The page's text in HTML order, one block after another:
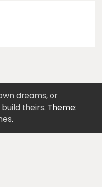
dreams, or
theirs. Theme:
.